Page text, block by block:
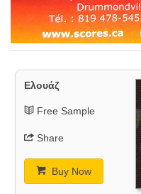
Ελουάζ
Free Sample
Share
Buy Now